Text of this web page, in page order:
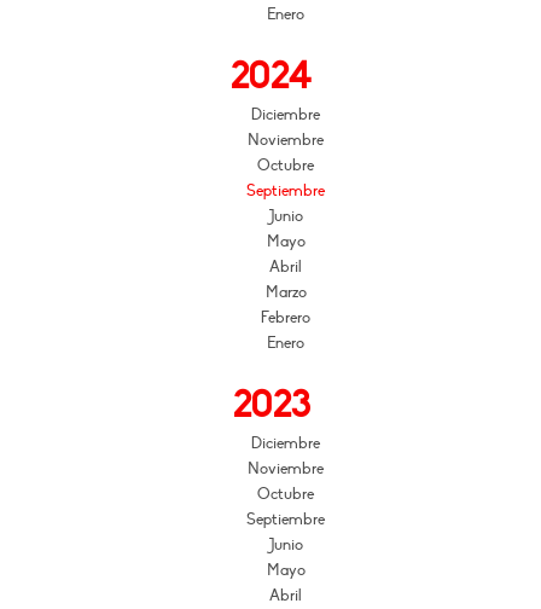
Enero
2024
Diciembre
Noviembre
Octubre
Septiembre
Junio
Mayo
Abril
Marzo
Febrero
Enero
2023
Diciembre
Noviembre
Octubre
Septiembre
Junio
Mayo
Abril